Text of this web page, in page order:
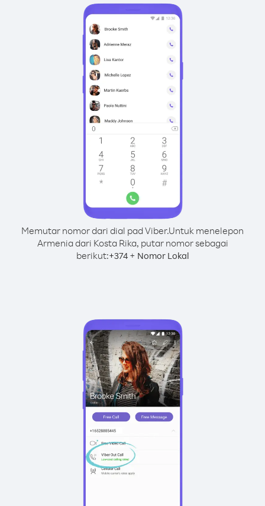
Memutar nomor dari dial pad Viber.Untuk menelepon
Armenia dari Kosta Rika, putar nomor sebagai
berikut:+374+ Nomor Lokal